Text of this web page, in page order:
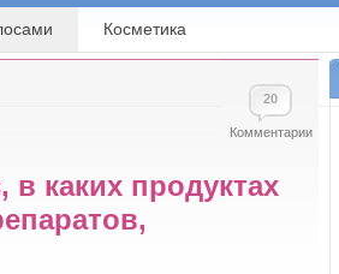
Косметика
20
Комментарии
каких продуктах